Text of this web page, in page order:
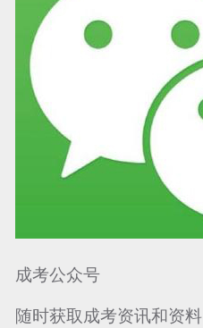
成考公众号
随时获取成考资讯和资料